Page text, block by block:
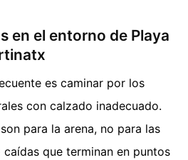
en el entorno de Playa
es caminar por los
con calzado inadecuado.
para la arena, no para las
que terminan en puntos